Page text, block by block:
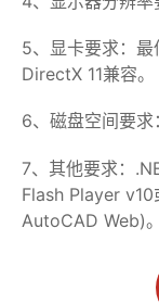
5、显卡要求：
DirectX 11兼容。
6、磁盘空间要求
7、其他要求：
Flash Player
AutoCAD Web)。